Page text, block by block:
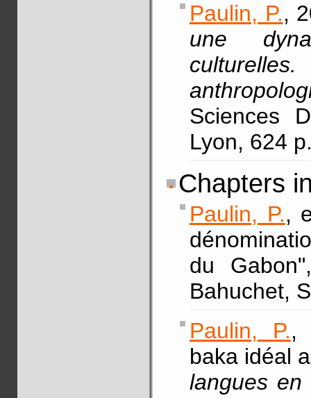
Paulin, P.,
une
Sciences
Lyon, 624
Chapters
Paulin, P.,
du
Bahuchet,
Paulin, P.,
baka idéal
langues